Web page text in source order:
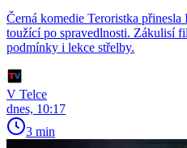
Černá komedie Teroristka
toužící po spravedlnosti. Zákulisí
podmínky i lekce střelby.
V Telce
dnes, 10:17
3 min